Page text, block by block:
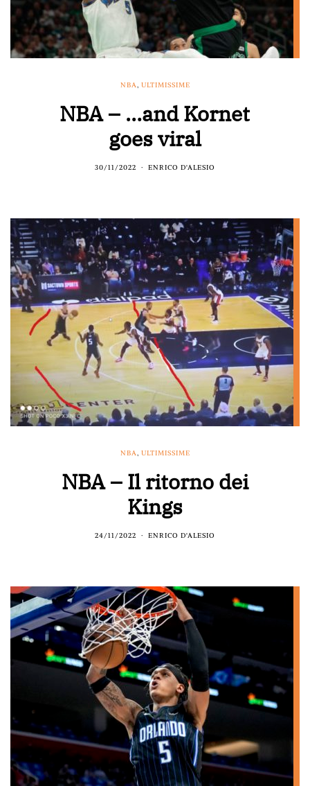
NBA, ULTIMISSIME
NBA – …and Kornet
goes viral
30/11/2022 ENRICO D'ALESIO
NBA, ULTIMISSIME
NBA – Il ritorno dei
Kings
24/11/2022 ENRICO D'ALESIO